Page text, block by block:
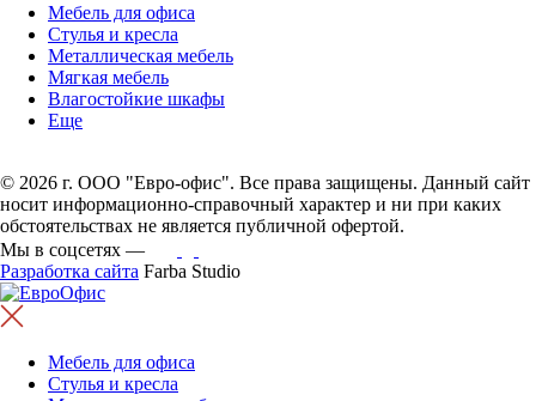
Мебель для офиса
Стулья и кресла
Металлическая мебель
Мягкая мебель
Влагостойкие шкафы
Еще
© 2026 г. ООО "Евро-офис". Все права защищены. Данный сайт
носит информационно-справочный характер и ни при каких
обстоятельствах не является публичной офертой.
Мы в соцсетях —
Разработка сайта Farba Studio
Мебель для офиса
Стулья и кресла